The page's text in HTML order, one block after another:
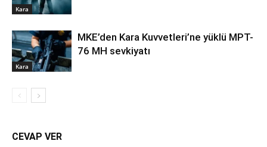
Kara
Kara
MKE’den Kara Kuvvetleri’ne yüklü MPT-
76 MH sevkiyatı
CEVAP VER